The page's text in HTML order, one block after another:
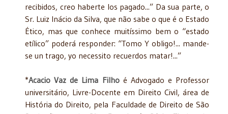
recibidos, creo haberte los pagado...” Da sua parte, o
Sr. Luiz Inácio da Silva, que não sabe o que é o Estado
Ético, mas que conhece muitíssimo bem o “estado
etílico” poderá responder: “Tomo Y obligo!... mande-
se un trago, yo necessito recuerdos matar!...”
*Acacio Vaz de Lima Filhoé Advogado e Professor
universitário, Livre-Docente em Direito Civil, área de
História do Direito, pela Faculdade de Direito de São